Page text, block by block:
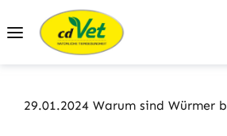
Zum Hauptinhalt springen
29.01.2024 Warum sind Würmer